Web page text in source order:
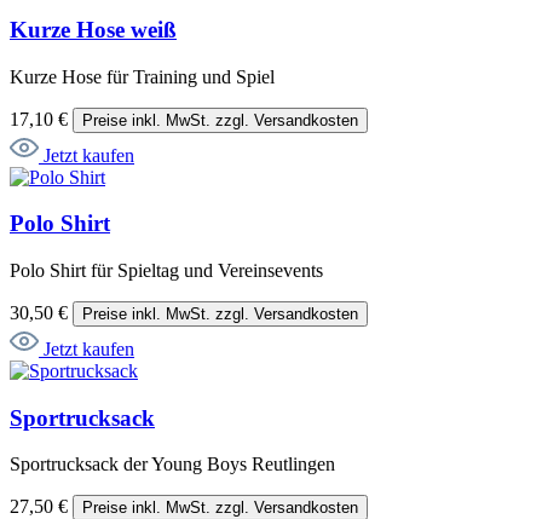
Kurze Hose weiß
Kurze Hose für Training und Spiel
17,10 € Preise inkl. MwSt. zzgl. Versandkosten
Jetzt kaufen
Polo Shirt
Polo Shirt für Spieltag und Vereinsevents
30,50 € Preise inkl. MwSt. zzgl. Versandkosten
Jetzt kaufen
Sportrucksack
Sportrucksack der Young Boys Reutlingen
27,50 € Preise inkl. MwSt. zzgl. Versandkosten